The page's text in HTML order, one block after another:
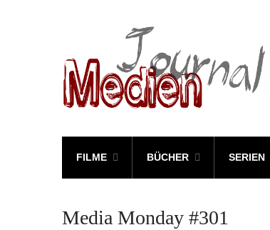
FILME BÜCHER SERIEN
Media Monday #301